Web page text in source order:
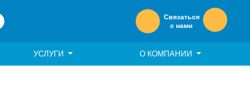
Связаться
с нами
УСЛУГИ О КОМПАНИИ